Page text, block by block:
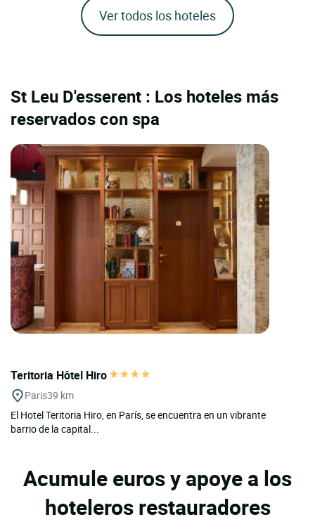
Ver todos los hoteles
St Leu D'esserent : Los hoteles más
reservados con spa
Teritoria Hôtel Hiro
Paris39 km
El Hotel Teritoria Hiro, en París, se encuentra en un vibrante
barrio de la capital...
Acumule euros y apoye a los
hoteleros restauradores